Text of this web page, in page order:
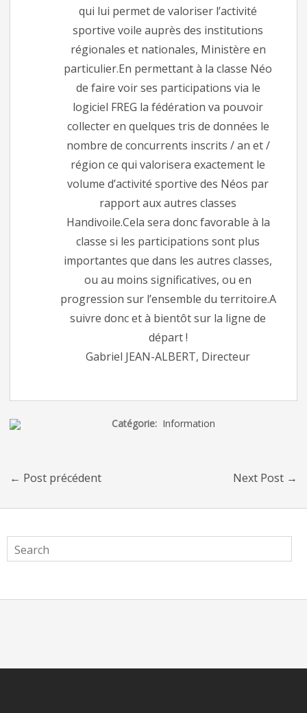
qui lui permet de valoriser l’activité
sportive voile auprès des institutions
régionales et nationales, Ministère en
particulier.En permettant à la classe Néo
de faire voir ses participations via le
logiciel FREG la fédération va pouvoir
collecter en quelques tris de données le
nombre de concurrents inscrits / an et /
région ce qui valorisera exactement le
volume d’activité sportive des Néos par
rapport aux autres classes
Handivoile.Cela sera donc favorable à la
classe si les participations sont plus
importantes que dans les autres classes,
ou au moins significatives, ou en
progression sur l’ensemble du territoire.A
suivre donc et à bientôt sur la ligne de
départ !
Gabriel JEAN-ALBERT, Directeur
Catégorie: Information
← Post précédent Next Post →